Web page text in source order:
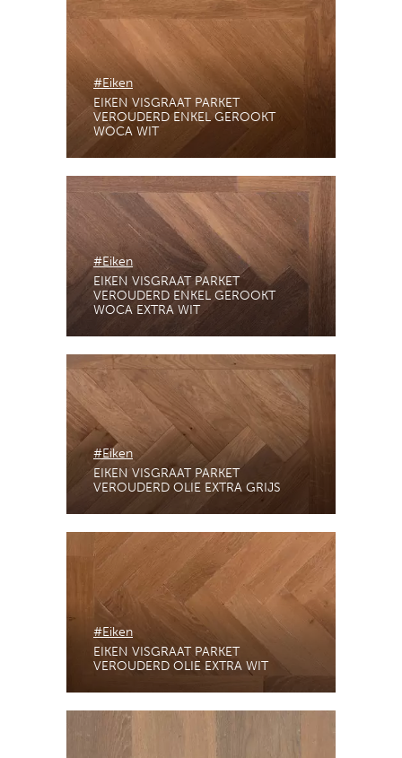
#Eiken
EIKEN VISGRAAT PARKET
VEROUDERD ENKEL GEROOKT
WOCA WIT
#Eiken
EIKEN VISGRAAT PARKET
VEROUDERD ENKEL GEROOKT
WOCA EXTRA WIT
#Eiken
EIKEN VISGRAAT PARKET
VEROUDERD OLIE EXTRA GRIJS
#Eiken
EIKEN VISGRAAT PARKET
VEROUDERD OLIE EXTRA WIT